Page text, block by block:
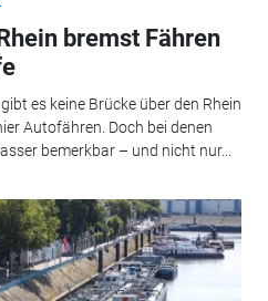
bremst Fähren
es keine Brücke über den Rhein
Autofähren. Doch bei denen
bemerkbar – und nicht nur...